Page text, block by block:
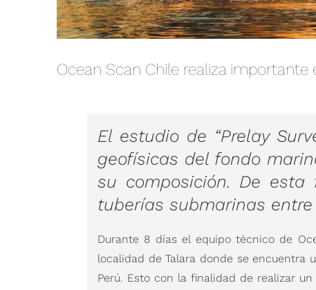
Ocean Scan Chile realiza importante
El estudio de “Prelay
geofísicas del fondo
su composición. De
tuberías submarinas
Durante 8 días el equipo técnico de
localidad de Talara donde se encuentra
Perú. Esto con la finalidad de realizar